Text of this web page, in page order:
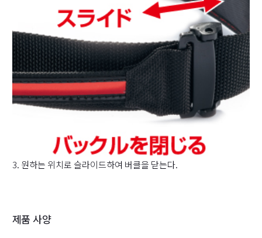
3. 원하는 위치로 슬라이드하여 버클을 닫는다.
제품 사양